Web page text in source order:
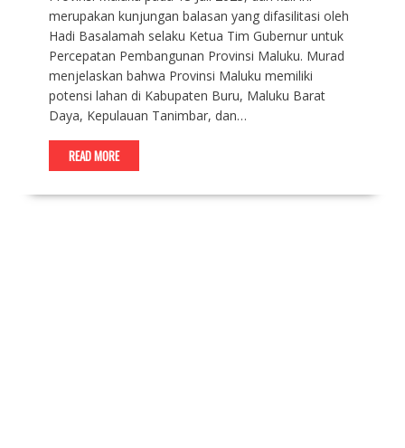
merupakan kunjungan balasan yang difasilitasi oleh
Hadi Basalamah selaku Ketua Tim Gubernur untuk
Percepatan Pembangunan Provinsi Maluku. Murad
menjelaskan bahwa Provinsi Maluku memiliki
potensi lahan di Kabupaten Buru, Maluku Barat
Daya, Kepulauan Tanimbar, dan…
READ MORE